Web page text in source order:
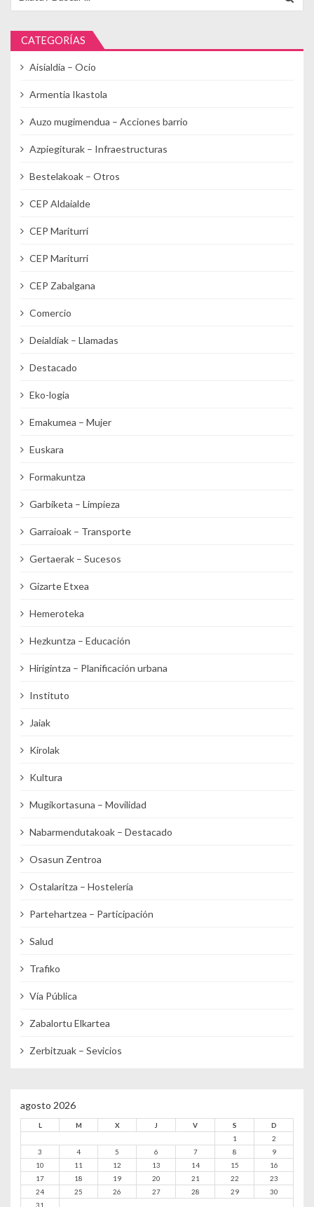
CATEGORÍAS
Aisialdia – Ocio
Armentia Ikastola
Auzo mugimendua – Acciones barrio
Azpiegiturak – Infraestructuras
Bestelakoak – Otros
CEP Aldaialde
CEP Mariturri
CEP Mariturri
CEP Zabalgana
Comercio
Deialdiak – Llamadas
Destacado
Eko-logia
Emakumea – Mujer
Euskara
Formakuntza
Garbiketa – Limpieza
Garraioak – Transporte
Gertaerak – Sucesos
Gizarte Etxea
Hemeroteka
Hezkuntza – Educación
Hirigintza – Planificación urbana
Instituto
Jaiak
Kirolak
Kultura
Mugikortasuna – Movilidad
Nabarmendutakoak – Destacado
Osasun Zentroa
Ostalaritza – Hostelería
Partehartzea – Participación
Salud
Trafiko
Vía Pública
Zabalortu Elkartea
Zerbitzuak – Sevicios
agosto 2026
L M X J V S
D
1
2
3
4 5 6 7 8
9
10
11 12 13 14 15
16
17
18 19 20 21 22
23
24
25 26 27 28 29
30
31